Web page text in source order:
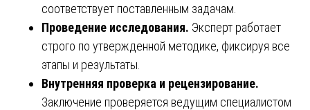
соответствует поставленным задачам.
Проведение исследования. Эксперт работает
строго по утвержденной методике, фиксируя все
этапы и результаты.
Внутренняя проверка и рецензирование.
Заключение проверяется ведущим специалистом